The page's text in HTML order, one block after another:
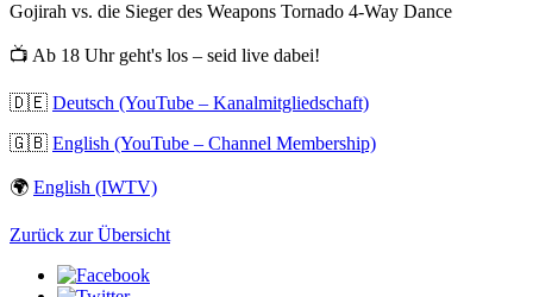
Gojirah vs. die Sieger des Weapons Tornado 4-Way Dance
📺 Ab 18 Uhr geht's los – seid live dabei!
🇩🇪 Deutsch (YouTube – Kanalmitgliedschaft)
🇬🇧 English (YouTube – Channel Membership)
🌍 English (IWTV)
Zurück zur Übersicht